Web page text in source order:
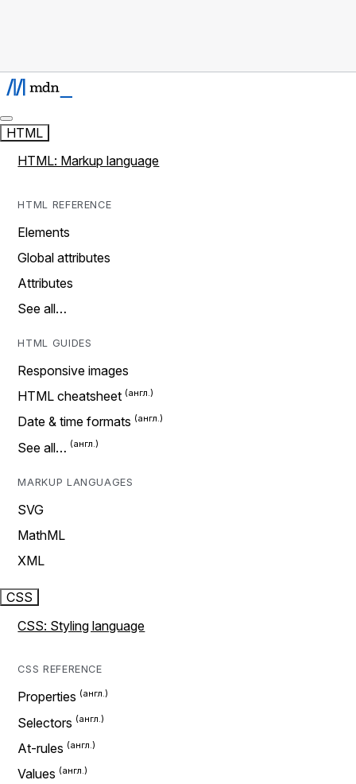
HTML
HTML: Markup language
HTML REFERENCE
Elements
Global attributes
Attributes
See all…
HTML GUIDES
Responsive images
HTML cheatsheet
Date & time formats
See all…
MARKUP LANGUAGES
SVG
MathML
XML
CSS
CSS: Styling language
CSS REFERENCE
Properties
Selectors
At-rules
Values